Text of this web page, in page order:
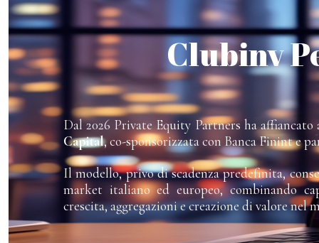
Clubinv
Dal 2026 Private Equity Partners ha
Capital, co-sponsorizzata con Banca Finint e
Il modello, privo di scadenza predefinita,
market italiano ed europeo, combinando
crescita, aggregazioni e creazione di valore nel